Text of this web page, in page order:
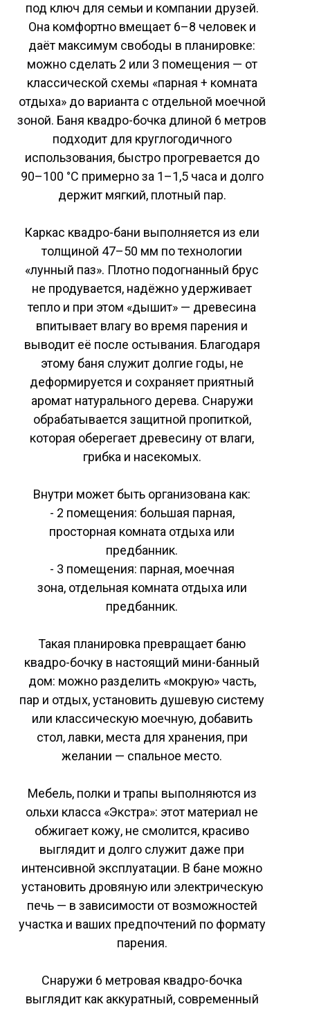
под ключ для семьи и компании друзей.
Она комфортно вмещает 6–8 человек и
даёт максимум свободы в планировке:
можно сделать 2 или 3 помещения — от
классической схемы «парная + комната
отдыха» до варианта с отдельной моечной
зоной. Баня квадро-бочка длиной 6 метров
подходит для круглогодичного
использования, быстро прогревается до
90–100 °C примерно за 1–1,5 часа и долго
держит мягкий, плотный пар.
Каркас квадро-бани выполняется из ели
толщиной 47–50 мм по технологии
«лунный паз». Плотно подогнанный брус
не продувается, надёжно удерживает
тепло и при этом «дышит» — древесина
впитывает влагу во время парения и
выводит её после остывания. Благодаря
этому баня служит долгие годы, не
деформируется и сохраняет приятный
аромат натурального дерева. Снаружи
обрабатывается защитной пропиткой,
которая оберегает древесину от влаги,
грибка и насекомых.
Внутри может быть организована как:
- 2 помещения: большая парная,
просторная комната отдыха или
предбанник.
- 3 помещения: парная, моечная
зона, отдельная комната отдыха или
предбанник.
Такая планировка превращает баню
квадро-бочку в настоящий мини-банный
дом: можно разделить «мокрую» часть,
пар и отдых, установить душевую систему
или классическую моечную, добавить
стол, лавки, места для хранения, при
желании — спальное место.
Мебель, полки и трапы выполняются из
ольхи класса «Экстра»: этот материал не
обжигает кожу, не смолится, красиво
выглядит и долго служит даже при
интенсивной эксплуатации. В бане можно
установить дровяную или электрическую
печь — в зависимости от возможностей
участка и ваших предпочтений по формату
парения.
Снаружи 6 метровая квадро-бочка
выглядит как аккуратный, современный